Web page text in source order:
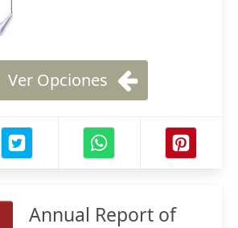
Ver Opciones
Annual Report of